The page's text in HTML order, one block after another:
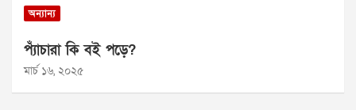
অন্যান্য
প্যাঁচারা কি বই পড়ে?
মার্চ ১৬, ২০২৫